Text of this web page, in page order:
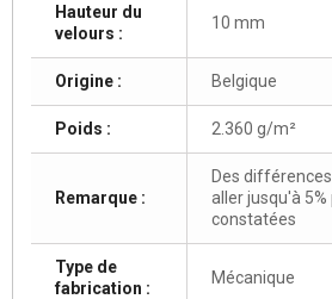
Hauteur du
velours :
10 mm
Origine : Belgique
Poids : 2.360 g/m²
Remarque :
Des
aller jusqu'à
constatées
Type de
fabrication :
Mécanique